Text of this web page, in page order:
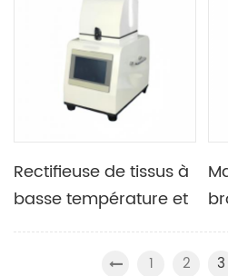
Rectifieuse de tissus à
basse température et
haute efficacité en
laboratoire, équipée
1 2 3